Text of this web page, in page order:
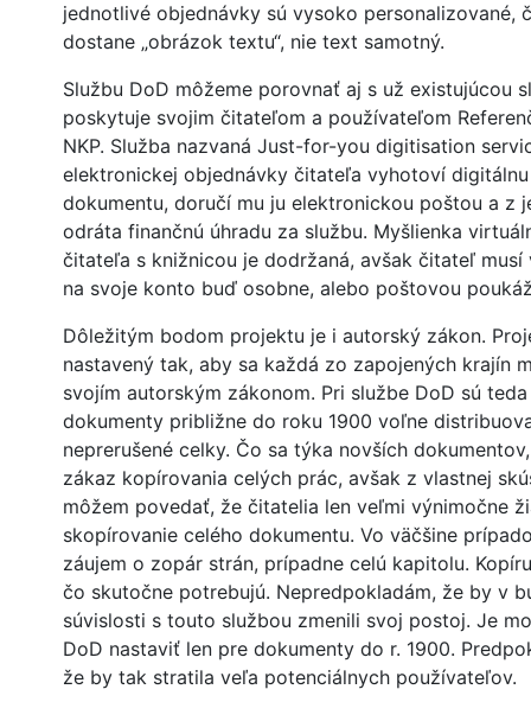
jednotlivé objednávky sú vysoko personalizované,
dostane „obrázok textu“, nie text samotný.
Službu DoD môžeme porovnať aj s už existujúcou
poskytuje svojim čitateľom a používateľom
NKP. Služba nazvaná Just-for-you digitisation
elektronickej objednávky čitateľa vyhotoví
dokumentu, doručí mu ju elektronickou poštou a z
odráta finančnú úhradu za službu. Myšlienka
čitateľa s knižnicou je dodržaná, avšak čitateľ musí
na svoje konto buď osobne, alebo poštovou
Dôležitým bodom projektu je i autorský zákon.
nastavený tak, aby sa každá zo zapojených krajín
svojím autorským zákonom. Pri službe DoD sú
dokumenty približne do roku 1900 voľne
neprerušené celky. Čo sa týka novších
zákaz kopírovania celých prác, avšak z vlastnej
môžem povedať, že čitatelia len veľmi výnimočne
skopírovanie celého dokumentu. Vo väčšine
záujem o zopár strán, prípadne celú kapitolu.
čo skutočne potrebujú. Nepredpokladám, že by v
súvislosti s touto službou zmenili svoj postoj. Je
DoD nastaviť len pre dokumenty do r. 1900.
že by tak stratila veľa potenciálnych používateľov.